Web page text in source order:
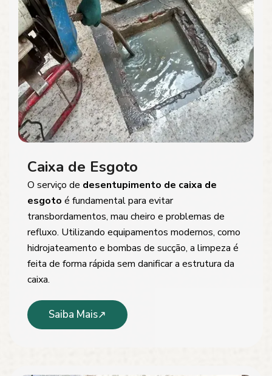
Caixa de Esgoto
O serviço de desentupimento de caixa de
esgoto é fundamental para evitar
transbordamentos, mau cheiro e problemas de
refluxo. Utilizando equipamentos modernos, como
hidrojateamento e bombas de sucção, a limpeza é
feita de forma rápida sem danificar a estrutura da
caixa.
Saiba Mais